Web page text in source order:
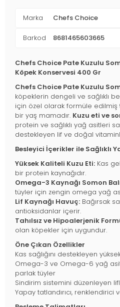
Marka Chefs Choice
Barkod 8681465603665
Chefs Choice Pate Kuzulu
Köpek Konservesi 400 Gr
Chefs Choice Pate Kuzulu
köpeklerin dengeli ve sağlıklı
için özel olarak formüle edilmiş
bir yaş mamadır. Kuzu eti ve
protein ve sağlıklı yağ asitleri
destekleyen lif ve doğal
Besleyici İçerikler ile Sağlıklı
Yüksek Kaliteli Kuzu Eti: Kas
bir protein kaynağıdır.
Omega-3 Kaynağı Somon
tüyler için zengin omega yağ
Lif Kaynağı Havuç: Bağırsak
antioksidanlar içerir.
Tahılsız ve Hipoalerjenik
olan köpekler için uygundur.
Öne Çıkan Özellikler
Kas sağlığını destekleyen
Omega-3 ve Omega-6 yağ
parlak tüyler
Sindirim sistemini düzenleyen
Yapay tatlandırıcı, renklendirici